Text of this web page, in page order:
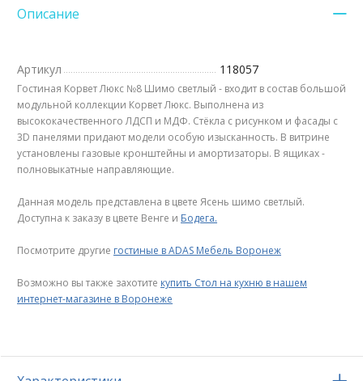
Описание
Артикул 118057
Гостиная Корвет Люкс №8 Шимо светлый - входит в состав большой
модульной коллекции Корвет Люкс. Выполнена из
высококачественного ЛДСП и МДФ. Стёкла с рисунком и фасады с
3D панелями придают модели особую изысканность. В витрине
установлены газовые кронштейны и амортизаторы. В ящиках -
полновыкатные направляющие.
Данная модель представлена в цвете Ясень шимо светлый.
Доступна к заказу в цвете Венге и Бодега.
Посмотрите другие гостиные в ADAS Мебель Воронеж
Возможно вы также захотите купить Стол на кухню в нашем
интернет-магазине в Воронеже